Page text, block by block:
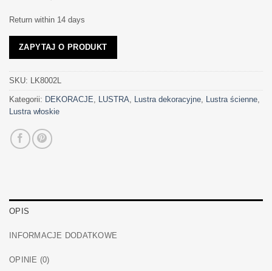
Return within 14 days
ZAPYTAJ O PRODUKT
SKU: LK8002L
Kategorii: DEKORACJE, LUSTRA, Lustra dekoracyjne, Lustra ścienne,
Lustra włoskie
OPIS
INFORMACJE DODATKOWE
OPINIE (0)